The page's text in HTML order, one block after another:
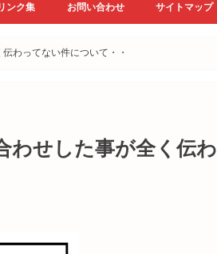
ンク集 お問い合わせ サイトマップ
わってない件について・・
わせした事が全く伝わ